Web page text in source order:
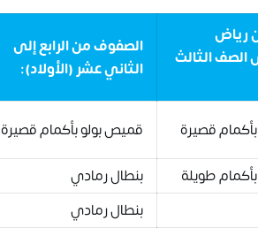
رياض
الصف الثالث
الصفوف من الرابع إلى
الثاني عشر (الأولاد):
قصيرة قميص بولو بأكمام قصيرة
طويلة
بنطال رمادي
بنطال رمادي